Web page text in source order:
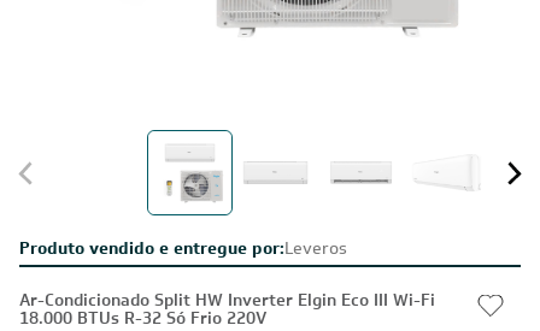
Produto vendido e entregue por:Leveros
Ar-Condicionado Split HW Inverter Elgin Eco III Wi-Fi
18.000 BTUs R-32 Só Frio 220V